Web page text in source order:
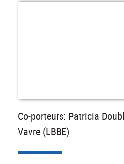
Co-porteurs: Patricia
Vavre (LBBE)